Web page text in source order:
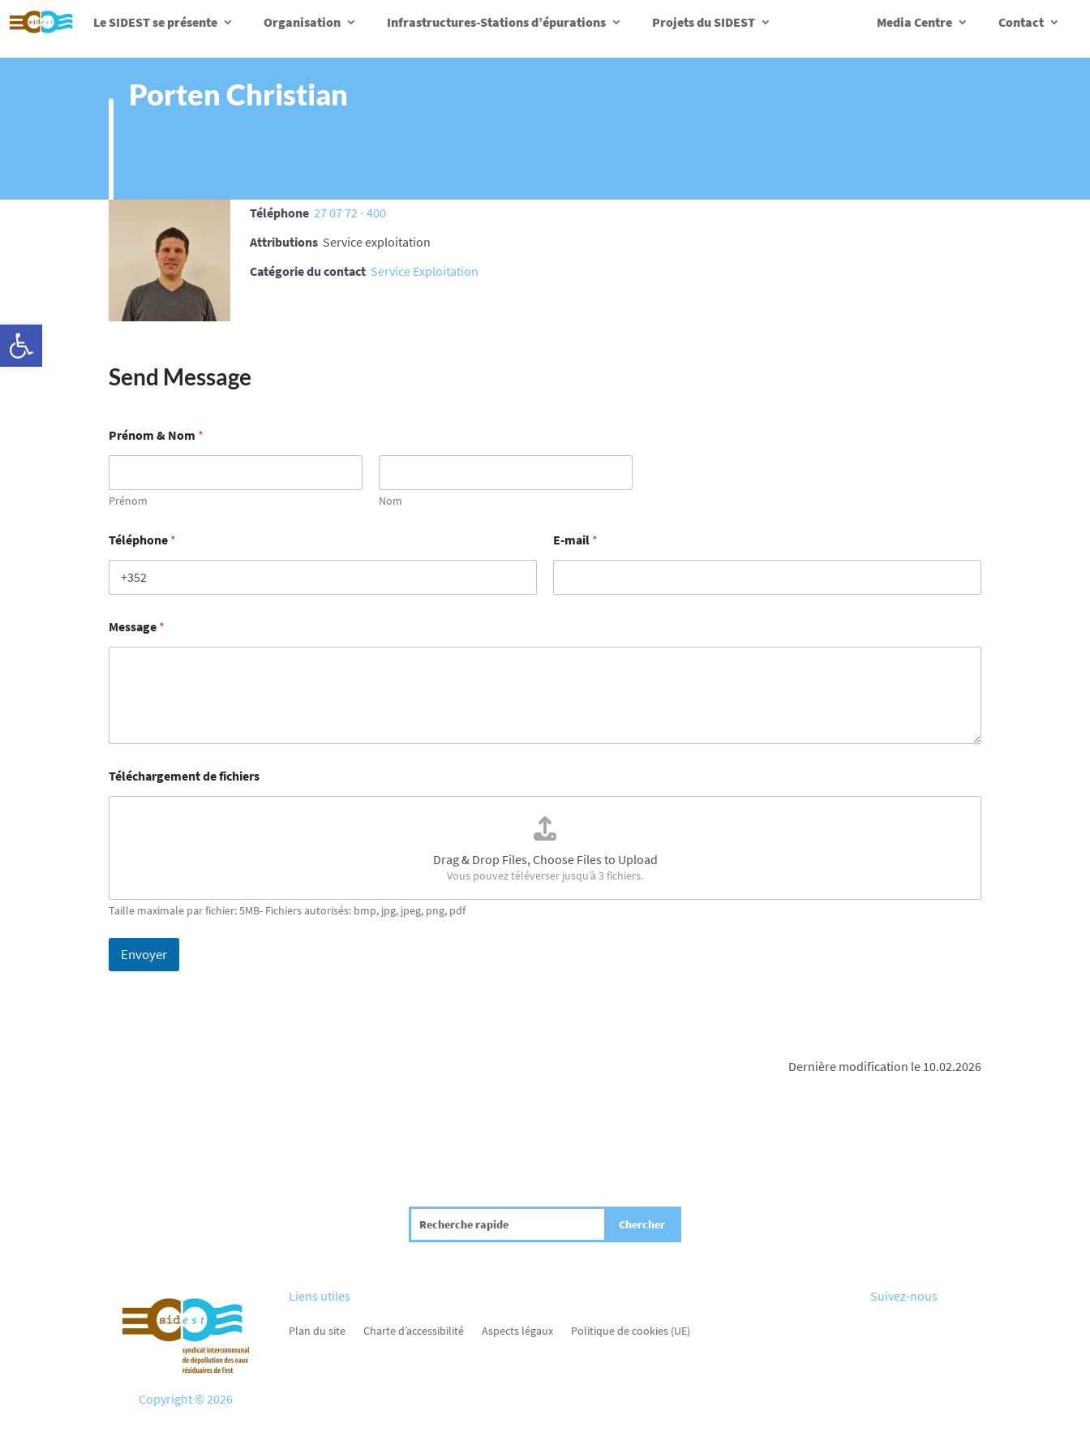
Le SIDEST se présente Organisation Infrastructures-Stations d’épurations Projets du SIDEST Media Centre Contact
Porten Christian
Téléphone 27 07 72 - 400
Attributions Service exploitation
Catégorie du contact Service Exploitation
Send Message
Prénom & Nom *
Prénom Nom
Téléphone * E-mail *
Message *
Téléchargement de fichiers
Drag & Drop Files,Choose Files to Upload
Vous pouvez téléverser jusqu’à 3 fichiers.
Taille maximale par fichier: 5MB- Fichiers autorisés: bmp, jpg, jpeg, png, pdf
Envoyer
Dernière modification le 10.02.2026
Copyright © 2026
Liens utiles
Plan du site Charte d’accessibilité Aspects légaux Politique de cookies (UE)
Suivez-nous
Ouvrir la barre d’outils